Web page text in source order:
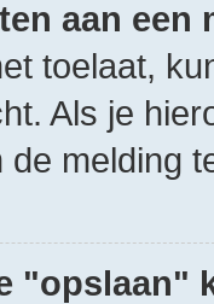
aan een
toelaat,
Als je
melding
"opslaan"